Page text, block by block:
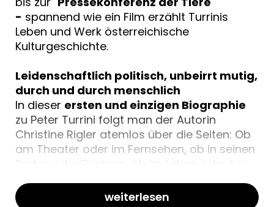
- spannend wie ein Film erzählt Turrinis
Leben und Werk österreichische
Kulturgeschichte.
Leidenschaftlich politisch, unbeirrt mutig,
durch und durch menschlich
In dieser ersten und einzigen Biographie
zu Peter Turrini folgt man der Autorin
Christine Rigler atemlos über die Seiten: Ob
am Theater oder im Fernsehen, ob in seinen
politisch, unbeirrt mutig, dabei durch und
weiterlesen